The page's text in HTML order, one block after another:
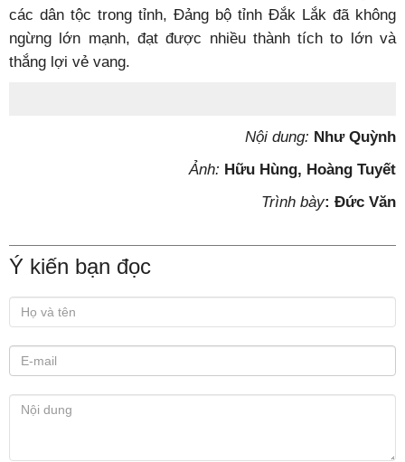
các dân tộc trong tỉnh, Đảng bộ tỉnh Đắk Lắk đã không
ngừng lớn mạnh, đạt được nhiều thành tích to lớn và
thắng lợi vẻ vang.
Nội dung: Như Quỳnh
Ảnh: Hữu Hùng, Hoàng Tuyết
Trình bày: Đức Văn
Ý kiến bạn đọc